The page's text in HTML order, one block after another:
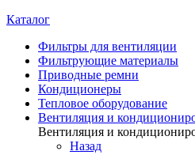
Каталог
Фильтры для вентиляции
Фильтрующие материалы
Приводные ремни
Кондиционеры
Тепловое оборудование
Вентиляция и
Вентиляция и
Назад